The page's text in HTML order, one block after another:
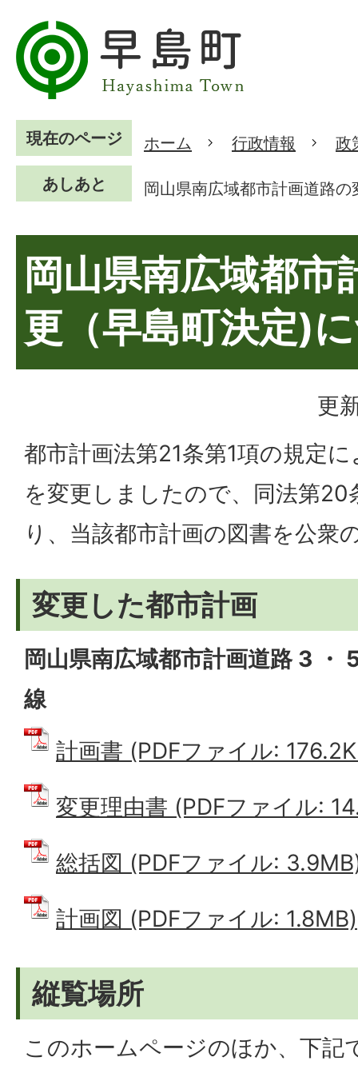
現在のページ ホーム 行政情報 政
あしあと 岡山県南広域都市計画道路
岡山県南広域都市
更（早島町決定)
更
都市計画法第21条第1項の規定
を変更しましたので、同法第20
り、当該都市計画の図書を公衆
変更した都市計画
岡山県南広域都市計画道路 3 ・
線
計画書 (PDFファイル:
変更理由書 (PDFファイル:
総括図 (PDFファイル:
計画図 (PDFファイル: 1.8MB)
縦覧場所
このホームページのほか、下記